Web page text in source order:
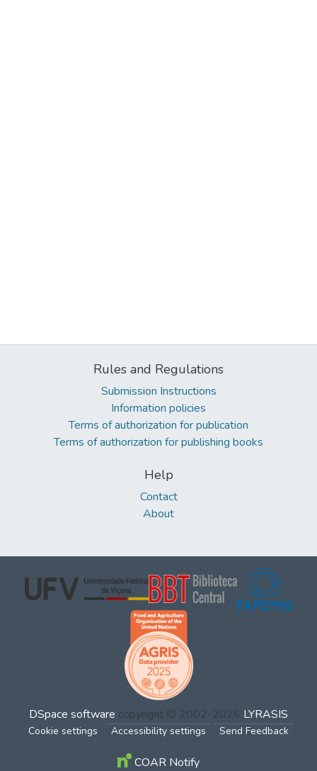
Rules and Regulations
Submission Instructions
Information policies
Terms of authorization for publication
Terms of authorization for publishing books
Help
Contact
About
DSpace software copyright © 2002-2026 LYRASIS
Cookie settings Accessibility settings Send Feedback
COAR Notify